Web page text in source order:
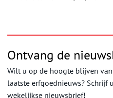
Ontvang de
Wilt u op de hoogte blijven
laatste erfgoednieuws? Schrijf
wekelijkse nieuwsbrief!